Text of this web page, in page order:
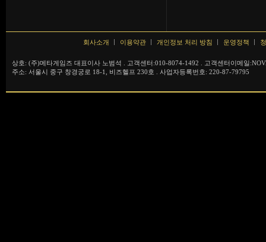
회사소개 이용약관 개인정보 처리 방침 운영정책
상호: (주)메타게임즈 대표이사 노범석 . 고객센터:010-8074-1492 . 고객센터이메일
주소: 서울시 중구 창경궁로 18-1, 비즈헬프 230호 . 사업자등록번호: 220-87-79795